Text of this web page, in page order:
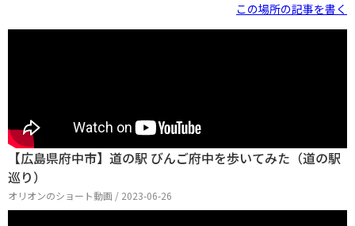
この場所の記事を書く
【広島県府中市】道の駅 びんご府中を歩いてみた（道の駅
巡り）
オリオンのショート動画 / 2023-06-26